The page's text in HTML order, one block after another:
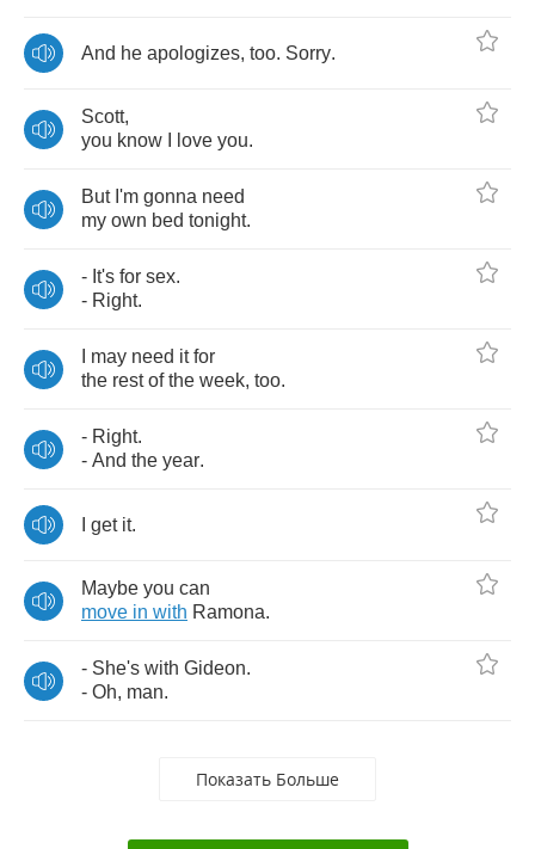
And he apologizes, too. Sorry.
Scott,
you know love you.
But I'm gonna need
my own bed tonight.
- It's for sex.
- Right.
may need it for
the rest of the week, too.
- Right.
- And the year.
get it.
Maybe you can
move in with Ramona.
- She's with Gideon.
- Oh, man.
Показать Больше